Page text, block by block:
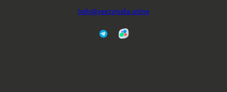
hello@yeezymafia.online